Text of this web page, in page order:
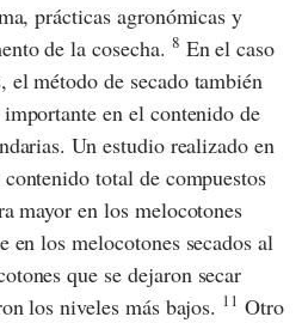
prácticas agronómicas y
de la cosecha. 8 En el caso
el método de secado también
en el contenido de
Un estudio realizado en
total de compuestos
mayor en los melocotones
en los melocotones secados al
que se dejaron secar
los niveles más bajos. 11 Otro